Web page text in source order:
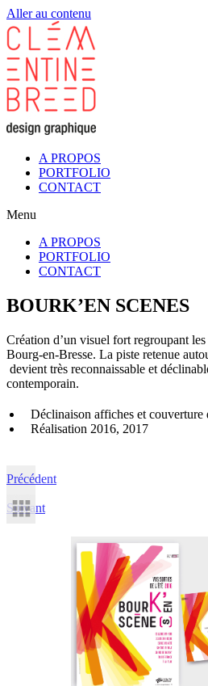
Aller au contenu
A PROPOS
PORTFOLIO
CONTACT
Menu
A PROPOS
PORTFOLIO
CONTACT
BOURK’EN SCENES
Création d’un visuel fort regroupant
Bourg-en-Bresse. La piste retenue
devient très reconnaissable et
contemporain.
Déclinaison affiches et couverture
Réalisation 2016, 2017
Précédent
Suivant